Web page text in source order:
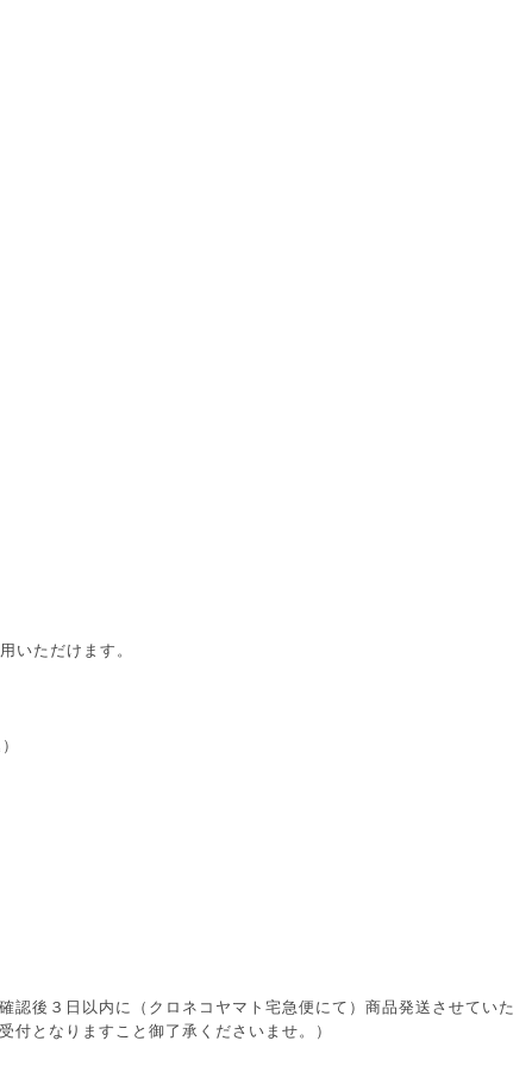
いただけます。
後３日以内に（クロネコヤマト宅急便にて）商品発送させていた
となりますこと御了承くださいませ。）